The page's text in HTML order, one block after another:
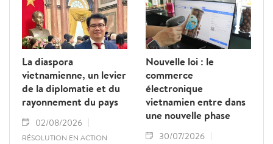
La diaspora
vietnamienne, un levier
de la diplomatie et du
rayonnement du pays
02/08/2026
RÉSOLUTION EN ACTION
Nouvelle loi : le
commerce
électronique
vietnamien entre dans
une nouvelle phase
30/07/2026